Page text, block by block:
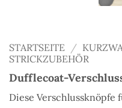
STARTSEITE /
STRICKZUBEHÖR
Dufflecoat-
Diese